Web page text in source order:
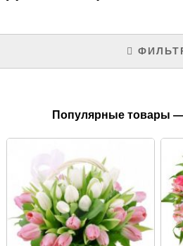
Популярные товары